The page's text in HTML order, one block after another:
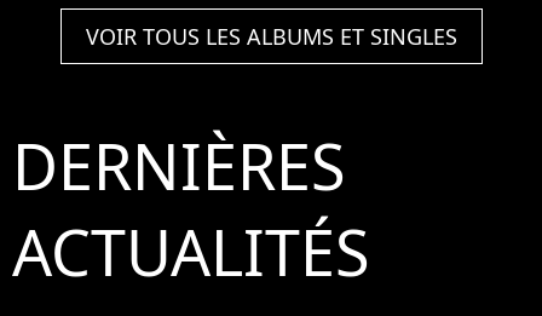
VOIR TOUS LES ALBUMS ET SINGLES
DERNIÈRES
ACTUALITÉS